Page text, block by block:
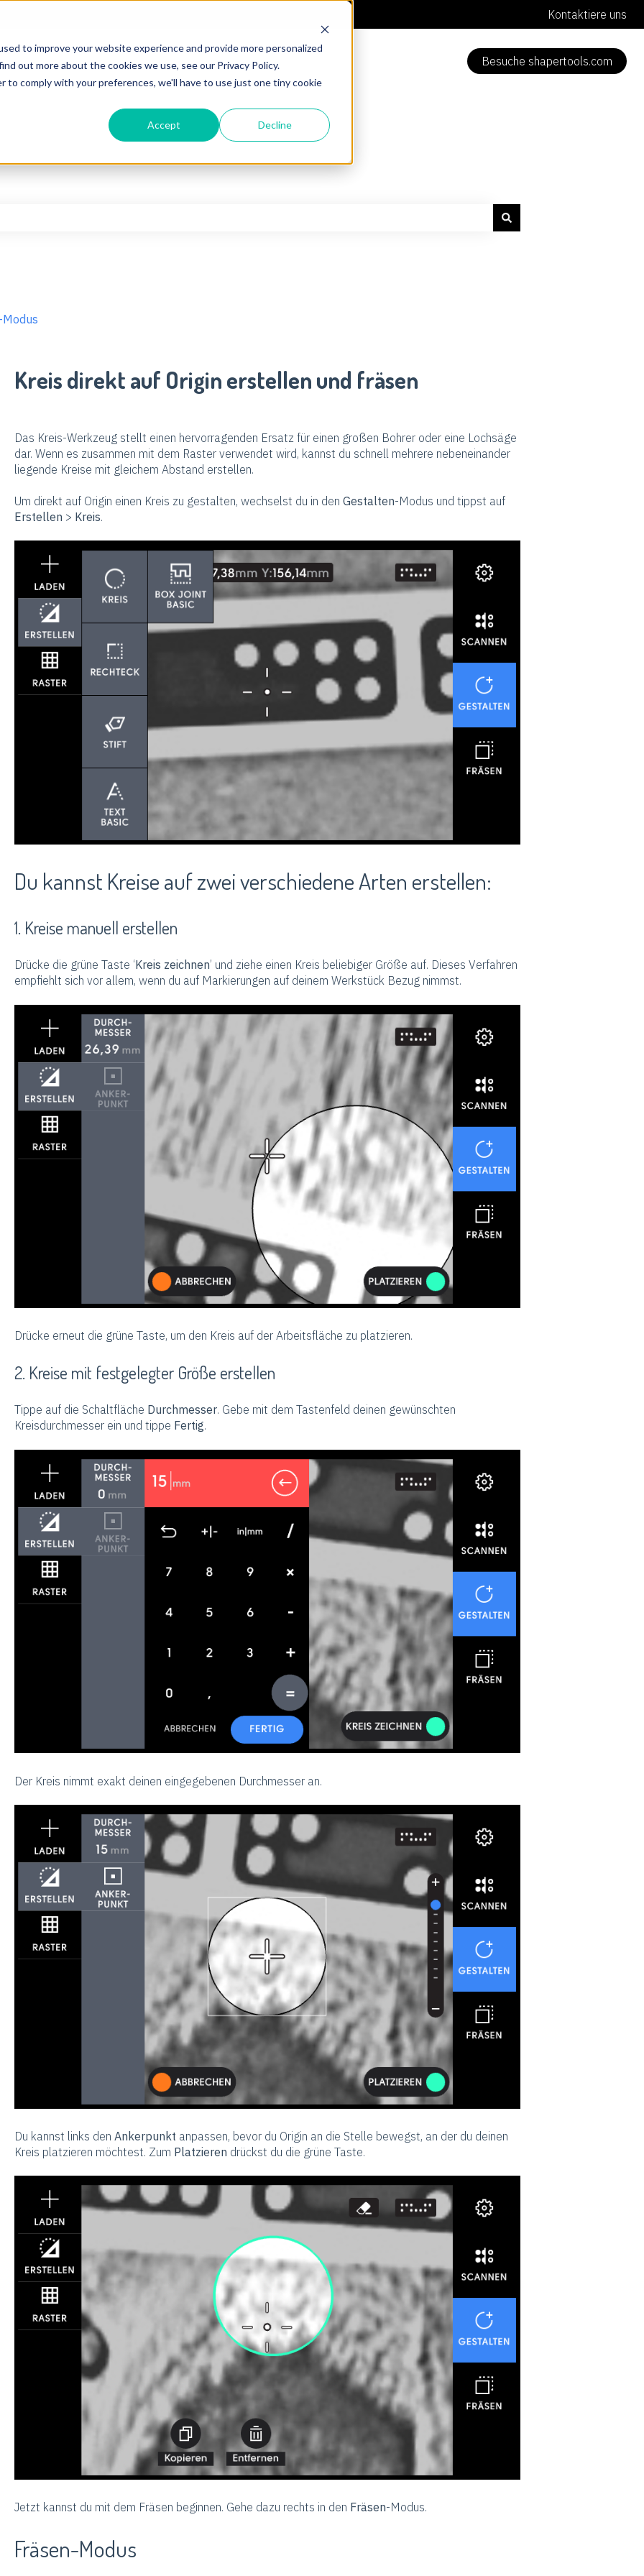
to improve your website experience and provide more personalized
out more about the cookies we use, see our Privacy Policy.
comply with your preferences, we'll have to use just one tiny cookie
Accept Decline
Kontaktiere uns
Besuche shapertools.com
Kreis direkt auf Origin erstellen und fräsen
Das Kreis-Werkzeug stellt einen hervorragenden Ersatz für einen großen Bohrer oder eine Lochsäge
dar. Wenn es zusammen mit dem Raster verwendet wird, kannst du schnell mehrere nebeneinander
liegende Kreise mit gleichem Abstand erstellen.
Um direkt auf Origin einen Kreis zu gestalten, wechselst du in den Gestalten-Modus und tippst auf
Erstellen > Kreis.
Du kannst Kreise auf zwei verschiedene Arten erstellen:
1. Kreise manuell erstellen
Drücke die grüne Taste ‘Kreis zeichnen’ und ziehe einen Kreis beliebiger Größe auf. Dieses Verfahren
empfiehlt sich vor allem, wenn du auf Markierungen auf deinem Werkstück Bezug nimmst.
Drücke erneut die grüne Taste, um den Kreis auf der Arbeitsfläche zu platzieren.
2. Kreise mit festgelegter Größe erstellen
Tippe auf die Schaltfläche Durchmesser. Gebe mit dem Tastenfeld deinen gewünschten
Kreisdurchmesser ein und tippe Fertig.
Der Kreis nimmt exakt deinen eingegebenen Durchmesser an.
Du kannst links den Ankerpunkt anpassen, bevor du Origin an die Stelle bewegst, an der du deinen
Kreis platzieren möchtest. Zum Platzieren drückst du die grüne Taste.
Jetzt kannst du mit dem Fräsen beginnen. Gehe dazu rechts in den Fräsen-Modus.
Fräsen-Modus